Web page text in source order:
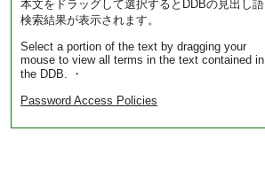
本文をドラッグして選択するとDDBの見出し語
検索結果が表示されます。
Select a portion of the text by dragging your
mouse to view all terms in the text contained in
the DDB. ・
Password Access Policies